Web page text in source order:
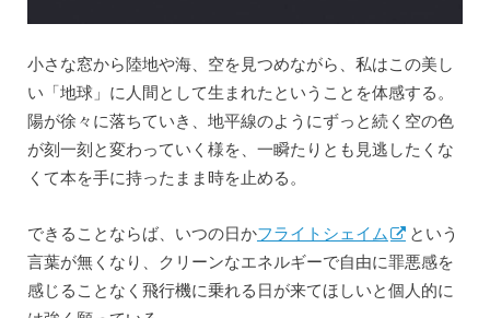
小さな窓から陸地や海、空を見つめながら、私はこの美し
い「地球」に人間として生まれたということを体感する。
陽が徐々に落ちていき、地平線のようにずっと続く空の色
が刻一刻と変わっていく様を、一瞬たりとも見逃したくな
くて本を手に持ったまま時を止める。
できることならば、いつの日かフライトシェイム
という
言葉が無くなり、クリーンなエネルギーで自由に罪悪感を
感じることなく飛行機に乗れる日が来てほしいと個人的に